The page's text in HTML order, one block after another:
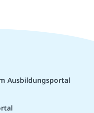
Ausbildungsportal